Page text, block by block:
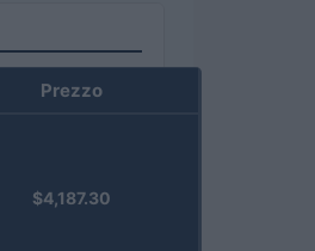
Prezzo
$4,187.30